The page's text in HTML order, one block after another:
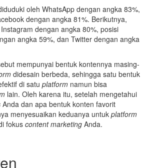
oleh WhatsApp dengan angka 83%,
dengan angka 81%. Berikutnya,
dengan angka 80%, posisi
angka 59%, dan Twitter dengan angka
mempunyai bentuk kontennya masing-
didesain berbeda, sehingga satu bentuk
di satu platform namun bisa
lain. Oleh karena itu, setelah mengetahui
Anda dan apa bentuk konten favorit
menyesuaikan keduanya untuk platform
fokus content marketing Anda.